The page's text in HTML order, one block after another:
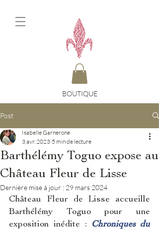
BOUTIQUE
Post
Barthélémy Toguo expose au
Château Fleur de Lisse
Isabelle Garnerone
3 avr. 2023 5 min de lecture
Dernière mise à jour : 29 mars 2024
Barthélémy Toguo pour une
exposition inédite : Chroniques du